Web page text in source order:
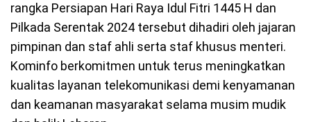
rangka Persiapan Hari Raya Idul Fitri 1445 H dan
Pilkada Serentak 2024 tersebut dihadiri oleh jajaran
pimpinan dan staf ahli serta staf khusus menteri.
Kominfo berkomitmen untuk terus meningkatkan
kualitas layanan telekomunikasi demi kenyamanan
dan keamanan masyarakat selama musim mudik